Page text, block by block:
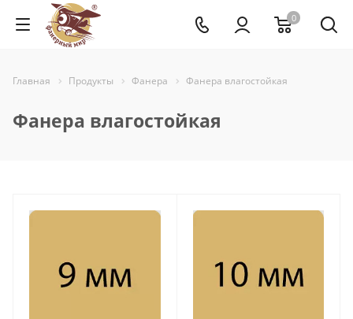
0
Главная Продукты Фанера Фанера влагостойкая
Фанера влагостойкая